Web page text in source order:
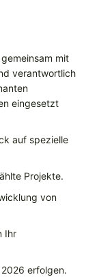
mit
verantwortlich
eingesetzt
auf spezielle
Projekte.
von
Ihr
erfolgen.